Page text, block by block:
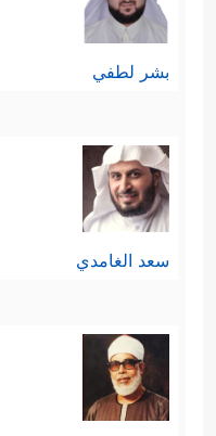
بشر لطفي
سعد الغامدي